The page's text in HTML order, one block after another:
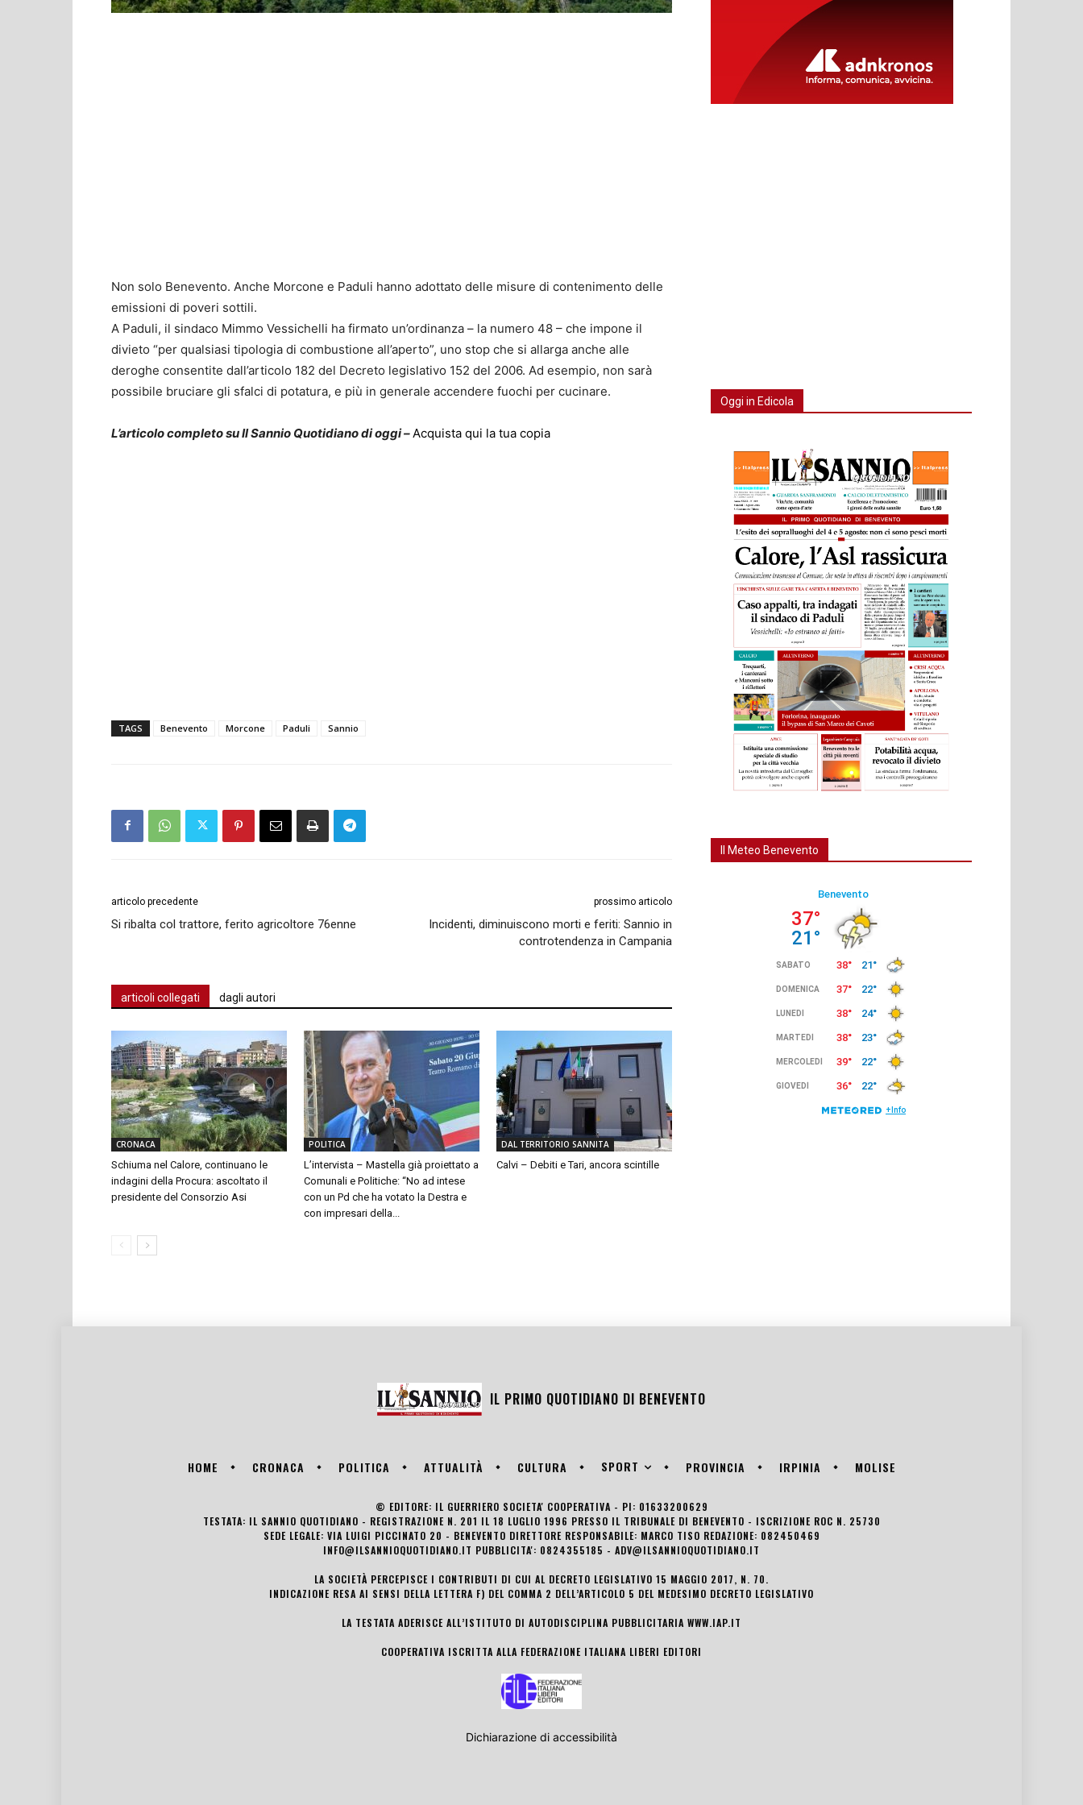
Non solo Benevento. Anche Morcone e Paduli hanno adottato delle misure di contenimento delle
emissioni di poveri sottili.
A Paduli, il sindaco Mimmo Vessichelli ha firmato un’ordinanza – la numero 48 – che impone il
divieto “per qualsiasi tipologia di combustione all’aperto”, uno stop che si allarga anche alle
deroghe consentite dall’articolo 182 del Decreto legislativo 152 del 2006. Ad esempio, non sarà
possibile bruciare gli sfalci di potatura, e più in generale accendere fuochi per cucinare.
L’articolo completo su Il Sannio Quotidiano di oggi – Acquista qui la tua copia
TAGS Benevento Morcone Paduli Sannio
articolo precedente
Si ribalta col trattore, ferito agricoltore 76enne
prossimo articolo
Incidenti, diminuiscono morti e feriti: Sannio in
controtendenza in Campania
articoli collegati dagli autori
CRONACA
Schiuma nel Calore, continuano le
indagini della Procura: ascoltato il
presidente del Consorzio Asi
POLITICA
L’intervista – Mastella già proiettato a
Comunali e Politiche: “No ad intese
con un Pd che ha votato la Destra e
con impresari della...
DAL TERRITORIO SANNITA
Calvi – Debiti e Tari, ancora scintille
Oggi in Edicola
Il Meteo Benevento
IL PRIMO QUOTIDIANO DI BENEVENTO
HOME CRONACA POLITICA ATTUALITÀ CULTURA SPORT PROVINCIA IRPINIA MOLISE
© EDITORE: IL GUERRIERO SOCIETA' COOPERATIVA - PI: 01633200629
TESTATA: IL SANNIO QUOTIDIANO - REGISTRAZIONE N. 201 IL 18 LUGLIO 1996 PRESSO IL TRIBUNALE DI BENEVENTO - ISCRIZIONE ROC N. 25730
SEDE LEGALE: VIA LUIGI PICCINATO 20 - BENEVENTO DIRETTORE RESPONSABILE: MARCO TISO REDAZIONE: 082450469
INFO@ILSANNIOQUOTIDIANO.IT PUBBLICITA': 0824355185 - ADV@ILSANNIOQUOTIDIANO.IT
LA SOCIETÀ PERCEPISCE I CONTRIBUTI DI CUI AL DECRETO LEGISLATIVO 15 MAGGIO 2017, N. 70.
INDICAZIONE RESA AI SENSI DELLA LETTERA F) DEL COMMA 2 DELL’ARTICOLO 5 DEL MEDESIMO DECRETO LEGISLATIVO
LA TESTATA ADERISCE ALL’ISTITUTO DI AUTODISCIPLINA PUBBLICITARIA WWW.IAP.IT
COOPERATIVA ISCRITTA ALLA FEDERAZIONE ITALIANA LIBERI EDITORI
Dichiarazione di accessibilità